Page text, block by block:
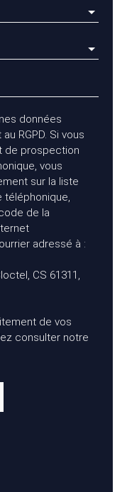
données
RGPD. Si vous
de prospection
vous
sur la liste
téléphonique,
de la
adressé à :
CS 61311,
de vos
consulter notre